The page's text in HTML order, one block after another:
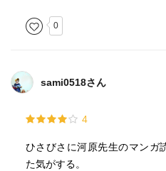
0
sami0518さん
4
ひさびさに河原先生のマンガ
た気がする。